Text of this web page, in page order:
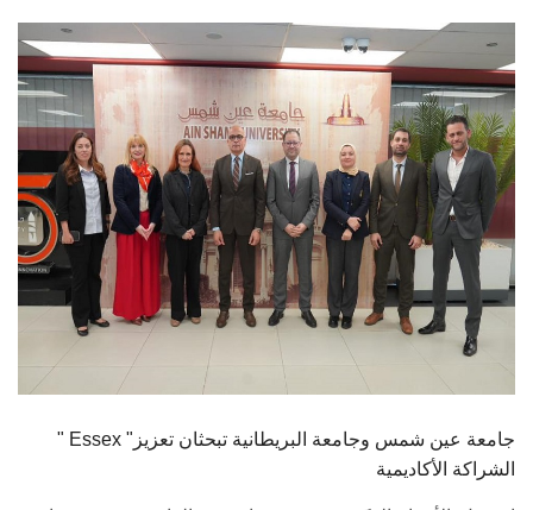
الطلاب
هيئة التدريس
الدراسات العليا
الخريجين
الموظفون
الزائـرون
" Essex "جامعة عين شمس وجامعة البريطانية تبحثان تعزيز
الشراكة الأكاديمية